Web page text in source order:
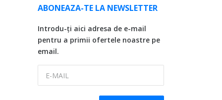
ABONEAZA-TE LA NEWSLETTER
Introdu-ți aici adresa de e-mail
pentru a primii ofertele noastre pe
email.